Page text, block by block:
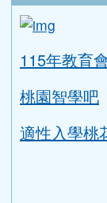
ink to https://
115年教育
桃園智學吧
適性入學桃